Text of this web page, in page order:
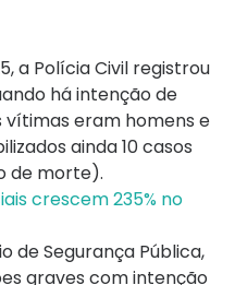
a Polícia Civil registrou
há intenção de
vítimas eram homens e
ainda 10 casos
de morte).
crescem 235% no
de Segurança Pública,
graves com intenção